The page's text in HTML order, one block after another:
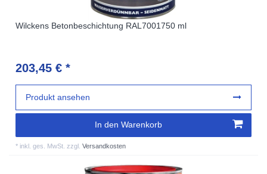
Wilckens Betonbeschichtung RAL7001750 ml
203,45 € *
In den Warenkorb
* inkl. ges. MwSt. zzgl.Versandkosten
Produkt ansehen